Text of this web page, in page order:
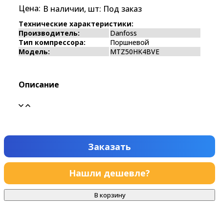
Цена: В наличии, шт: Под заказ
Технические характеристики:
Производитель:
Danfoss
Тип компрессора:
Поршневой
Модель:
MTZ50HK4BVE
Описание
Заказать
Нашли дешевле?
В корзину